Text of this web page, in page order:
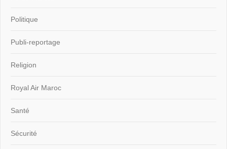
Politique
Publi-reportage
Religion
Royal Air Maroc
Santé
Sécurité